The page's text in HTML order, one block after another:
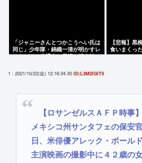
「ジャニーさんとつかこうへい氏は
同じ」少年隊・錦織一清が明かすレ
ジェンドの共通点と我流の演出論
【悲報】黒
食いまくっ
1 : 2021/10/22(金) 12:16:34.30 ID:L3M2iGiT0
【ロサンゼルスＡＦＰ時事
メキシコ州サンタフェの保安
日、米俳優アレック・ボール
主演映画の撮影中に４２歳の